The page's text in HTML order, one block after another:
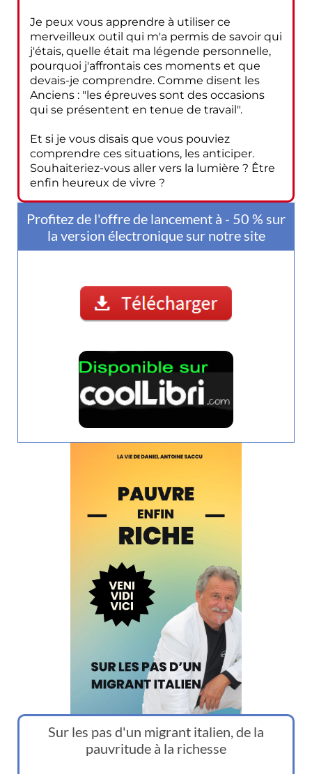
Je peux vous apprendre à utiliser ce
merveilleux outil qui m'a permis de savoir qui
j'étais, quelle était ma légende personnelle,
pourquoi j'affrontais ces moments et que
devais-je comprendre. Comme disent les
Anciens : "les épreuves sont des occasions
qui se présentent en tenue de travail".
Et si je vous disais que vous pouviez
comprendre ces situations, les anticiper.
Souhaiteriez-vous aller vers la lumière ? Être
enfin heureux de vivre ?
Profitez de l'offre de lancement à - 50 % sur
la version électronique sur notre site
Sur les pas d'un migrant italien, de la
pauvritude à la richesse